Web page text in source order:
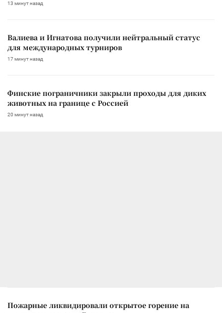
13 минут назад
Валиева и Игнатова получили нейтральный статус
для международных турниров
17 минут назад
Финские пограничники закрыли проходы для диких
животных на границе с Россией
20 минут назад
Пожарные ликвидировали открытое горение на